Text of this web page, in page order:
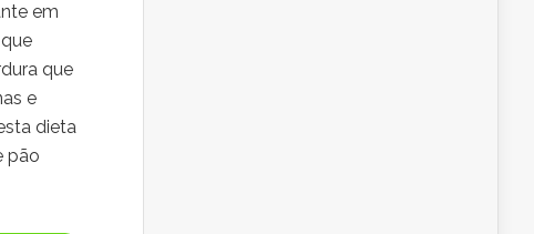
em
que
e
dieta
pão